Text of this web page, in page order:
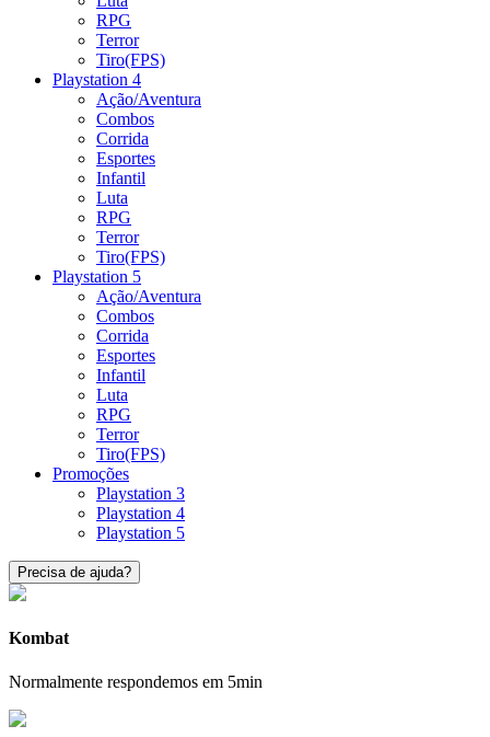
RPG
Terror
Tiro(FPS)
Playstation 4
Ação/Aventura
Combos
Corrida
Esportes
Infantil
Luta
RPG
Terror
Tiro(FPS)
Playstation 5
Ação/Aventura
Combos
Corrida
Esportes
Infantil
Luta
RPG
Terror
Tiro(FPS)
Promoções
Playstation 3
Playstation 4
Playstation 5
Precisa de ajuda?
Kombat
Normalmente respondemos em 5min